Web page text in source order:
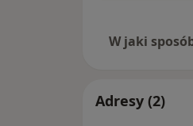
W jaki
Adresy (2)